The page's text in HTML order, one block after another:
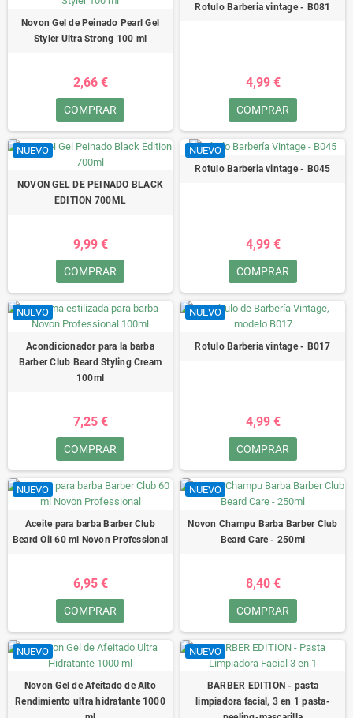
Novon Gel de Peinado Pearl Gel
Styler Ultra Strong 100 ml
2,66 €
COMPRAR
Rotulo Barberia vintage - B081
4,99 €
COMPRAR
NUEVO
NOVON GEL DE PEINADO BLACK
EDITION 700ML
9,99 €
COMPRAR
NUEVO
Rotulo Barberia vintage - B045
4,99 €
COMPRAR
NUEVO
Acondicionador para la barba
Barber Club Beard Styling Cream
100ml
7,25 €
COMPRAR
NUEVO
Rotulo Barberia vintage - B017
4,99 €
COMPRAR
NUEVO
Aceite para barba Barber Club
Beard Oil 60 ml Novon Professional
6,95 €
COMPRAR
NUEVO
Novon Champu Barba Barber Club
Beard Care - 250ml
8,40 €
COMPRAR
NUEVO
Novon Gel de Afeitado de Alto
Rendimiento ultra hidratante 1000
NUEVO
BARBER EDITION - pasta
limpiadora facial, 3 en 1 pasta-